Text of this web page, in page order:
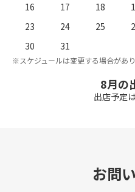
16
17 18
23
24 25
30
31
※スケジュールは変更する場合があ
8月の
出店予定
お問